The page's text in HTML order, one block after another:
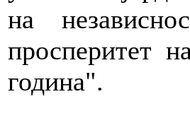
на
просперитет
година".